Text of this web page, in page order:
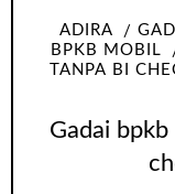
ADIRA
BPKB MOBIL
TANPA BI
Gadai